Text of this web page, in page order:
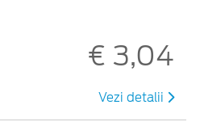
€ 3,04
Vezi detalii